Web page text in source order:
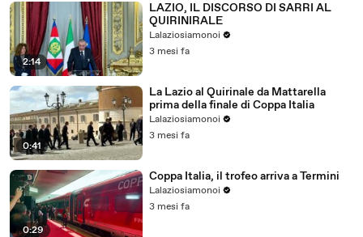
2:14
LAZIO, IL DISCORSO DI SARRI AL
QUIRINIRALE
Lalaziosiamonoi
3 mesi fa
0:41
La Lazio al Quirinale da Mattarella
prima della finale di Coppa Italia
Lalaziosiamonoi
3 mesi fa
0:29
Coppa Italia, il trofeo arriva a Termini
Lalaziosiamonoi
3 mesi fa